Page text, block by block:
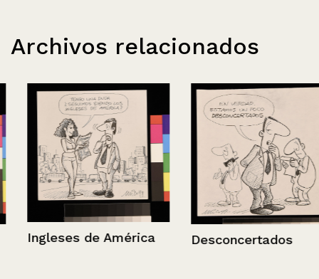
Archivos relacionados
Ingleses de América Desconcertados